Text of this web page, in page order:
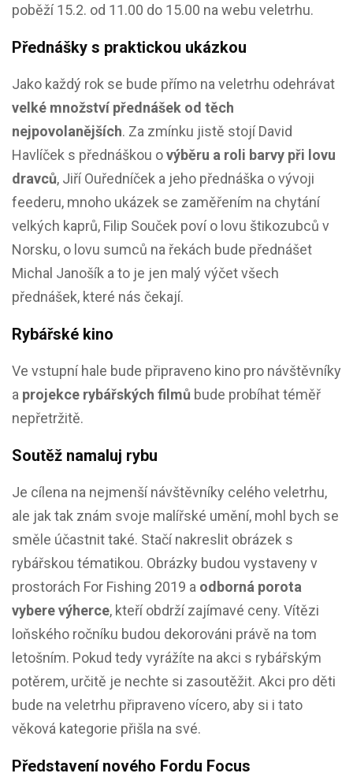
poběží 15.2. od 11.00 do 15.00 na webu veletrhu.
Přednášky s praktickou ukázkou
Jako každý rok se bude přímo na veletrhu odehrávat
velké množství přednášek od těch
nejpovolanějších. Za zmínku jistě stojí David
Havlíček s přednáškou ovýběru a roli barvy při lovu
dravců, Jiří Ouředníček a jeho přednáška o vývoji
feederu, mnoho ukázek se zaměřením na chytání
velkých kaprů, Filip Souček poví o lovu štikozubců v
Norsku, o lovu sumců na řekách bude přednášet
Michal Janošík a to je jen malý výčet všech
přednášek, které nás čekají.
Rybářské kino
Ve vstupní hale bude připraveno kino pro návštěvníky
a projekce rybářských filmů bude probíhat téměř
nepřetržitě.
Soutěž namaluj rybu
Je cílena na nejmenší návštěvníky celého veletrhu,
ale jak tak znám svoje malířské umění, mohl bych se
směle účastnit také. Stačí nakreslit obrázek s
rybářskou tématikou. Obrázky budou vystaveny v
prostorách For Fishing 2019 a odborná porota
vybere výherce, kteří obdrží zajímavé ceny. Vítězi
loňského ročníku budou dekorováni právě na tom
letošním. Pokud tedy vyrážíte na akci s rybářským
potěrem, určitě je nechte si zasoutěžit. Akci pro děti
bude na veletrhu připraveno vícero, aby si i tato
věková kategorie přišla na své.
Představení nového Fordu Focus